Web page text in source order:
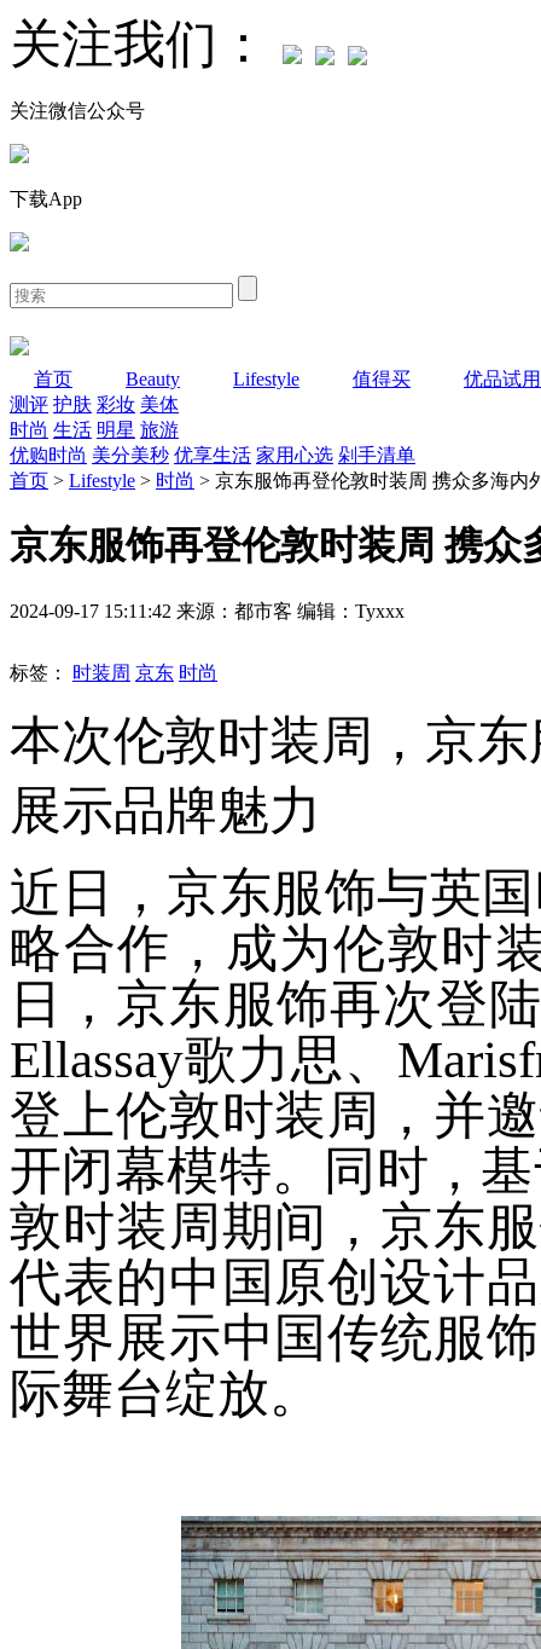
关注我们：
关注微信公众号
下载App
首页 Beauty Lifestyle 值得买
优品试用
测评 护肤 彩妆 美体
时尚 生活 明星 旅游
优购时尚 美分美秒 优享生活 家用心选 剁手清单
首页 > Lifestyle > 时尚 > 京东服饰再登伦敦时装周 携众多海内
京东服饰再登伦敦时装周 携
2024-09-17 15:11:42 来源：都市客 编辑：Tyxxx
标签： 时装周 京东 时尚
本次伦敦时装周，京
展示品牌魅力
近日，京东服饰与英
略合作，成为伦敦时
日，京东服饰再次登
Ellassay歌力思、
登上伦敦时装周，并
开闭幕模特。同时，
敦时装周期间，京东
代表的中国原创设计
世界展示中国传统服
际舞台绽放。